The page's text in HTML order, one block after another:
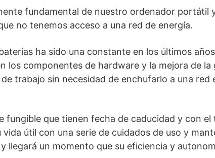
fundamental de nuestro ordenador portátil
no tenemos acceso a una red de energía.
ha sido una constante en los últimos
los componentes de hardware y la mejora de
trabajo sin necesidad de enchufarlo a una
fungible que tienen fecha de caducidad y con
útil con una serie de cuidados de uso y
llegará un momento que su eficiencia y